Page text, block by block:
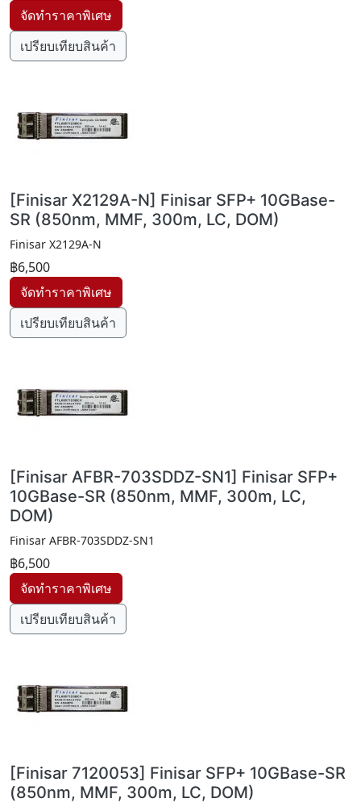
เปรียบเทียบสินค้า
[Finisar X2129A-N] Finisar SFP+ 10GBase-
SR (850nm, MMF, 300m, LC, DOM)
Finisar X2129A-N
฿6,500
เปรียบเทียบสินค้า
[Finisar AFBR-703SDDZ-SN1] Finisar SFP+
10GBase-SR (850nm, MMF, 300m, LC,
DOM)
Finisar AFBR-703SDDZ-SN1
฿6,500
เปรียบเทียบสินค้า
[Finisar 7120053] Finisar SFP+ 10GBase-SR
(850nm, MMF, 300m, LC, DOM)